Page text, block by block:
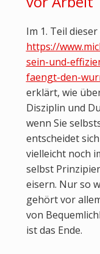
Im 1. Teil dieser
https://
sein-und-
faengt-den-
erklärt, wie
Disziplin und
wenn Sie
entscheidet
vielleicht noch
selbst
eisern. Nur so
gehört vor
von
ist das Ende.